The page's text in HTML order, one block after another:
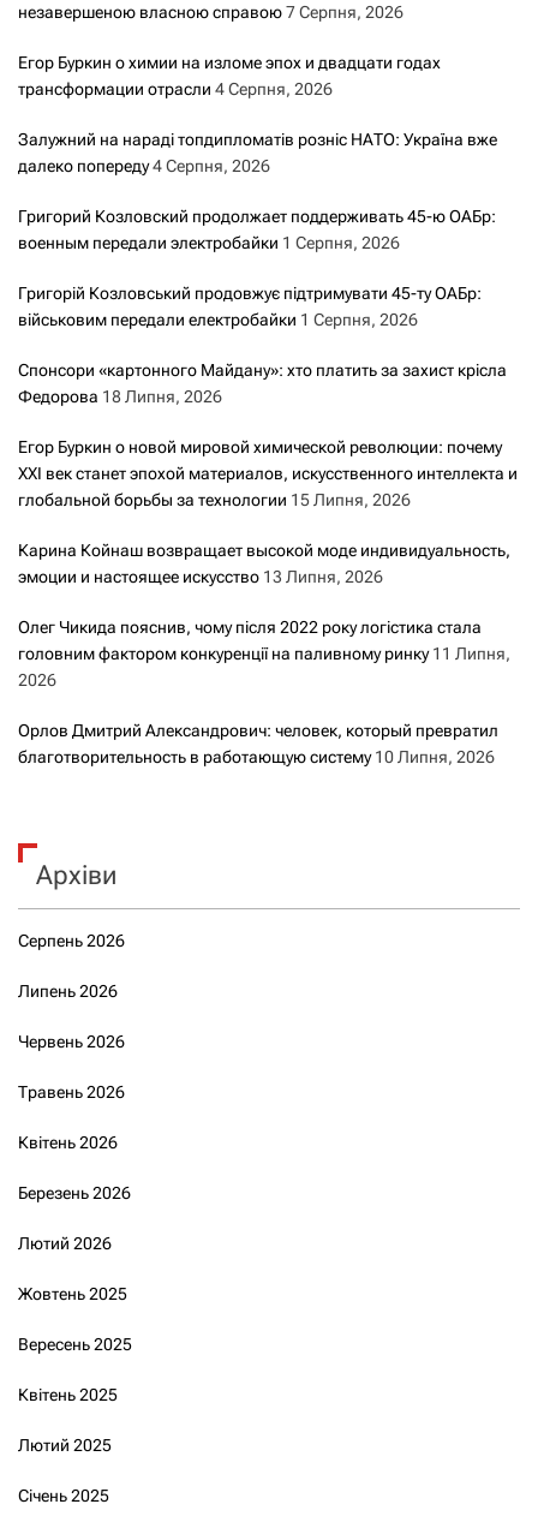
незавершеною власною справою7 Серпня, 2026
Егор Буркин о химии на изломе эпох и двадцати годах
трансформации отрасли 4 Серпня, 2026
Залужний на нараді топдипломатів розніс НАТО: Україна вже
далеко попереду4 Серпня, 2026
Григорий Козловский продолжает поддерживать 45-ю ОАБр:
военным передали электробайки 1 Серпня, 2026
Григорій Козловський продовжує підтримувати 45-ту ОАБр:
військовим передали електробайки 1 Серпня, 2026
Спонсори «картонного Майдану»: хто платить за захист крісла
Федорова 18 Липня, 2026
Егор Буркин о новой мировой химической революции: почему
XXI век станет эпохой материалов, искусственного интеллекта и
глобальной борьбы за технологии 15 Липня, 2026
Карина Койнаш возвращает высокой моде индивидуальность,
эмоции и настоящее искусство 13 Липня, 2026
Олег Чикида пояснив, чому після 2022 року логістика стала
головним фактором конкуренції на паливному ринку 11 Липня,
2026
Орлов Дмитрий Александрович: человек, который превратил
благотворительность в работающую систему 10 Липня, 2026
Архіви
Серпень 2026
Липень 2026
Червень 2026
Травень 2026
Квітень 2026
Березень 2026
Лютий 2026
Жовтень 2025
Вересень 2025
Квітень 2025
Лютий 2025
Січень 2025